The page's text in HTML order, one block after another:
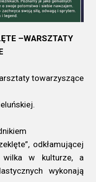
–WARSZTATY
towarzyszące
odkłamującej
wilka w kulturze, a
wykonają